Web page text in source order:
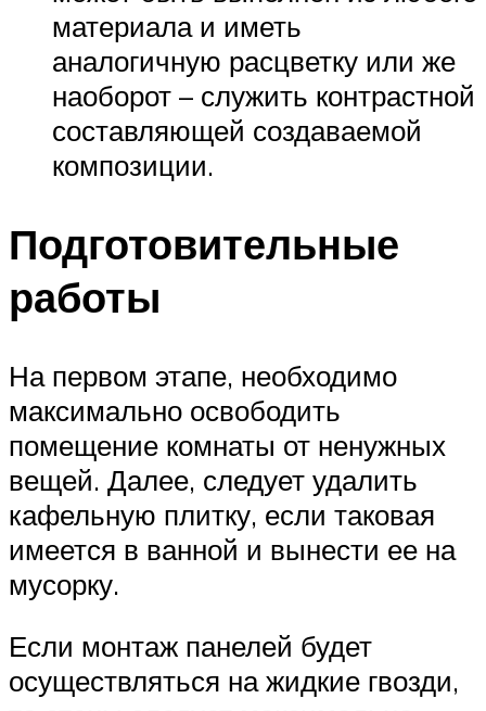
материала и иметь
аналогичную расцветку или же
наоборот – служить контрастной
составляющей создаваемой
композиции.
Подготовительные
работы
На первом этапе, необходимо
максимально освободить
помещение комнаты от ненужных
вещей. Далее, следует удалить
кафельную плитку, если таковая
имеется в ванной и вынести ее на
мусорку.
Если монтаж панелей будет
осуществляться на жидкие гвозди,